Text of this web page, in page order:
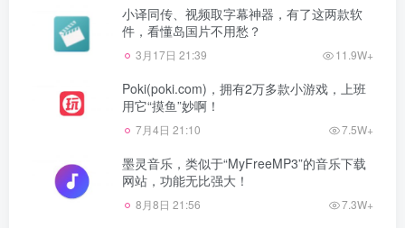
小译同传、视频取字幕神器，有了这两款软
件，看懂岛国片不用愁？
3月17日 21:39 11.9W+
Poki(poki.com)，拥有2万多款小游戏，上班
用它“摸鱼”妙啊！
7月4日 21:10 7.5W+
墨灵音乐，类似于“MyFreeMP3”的音乐下载
网站，功能无比强大！
8月8日 21:56 7.3W+